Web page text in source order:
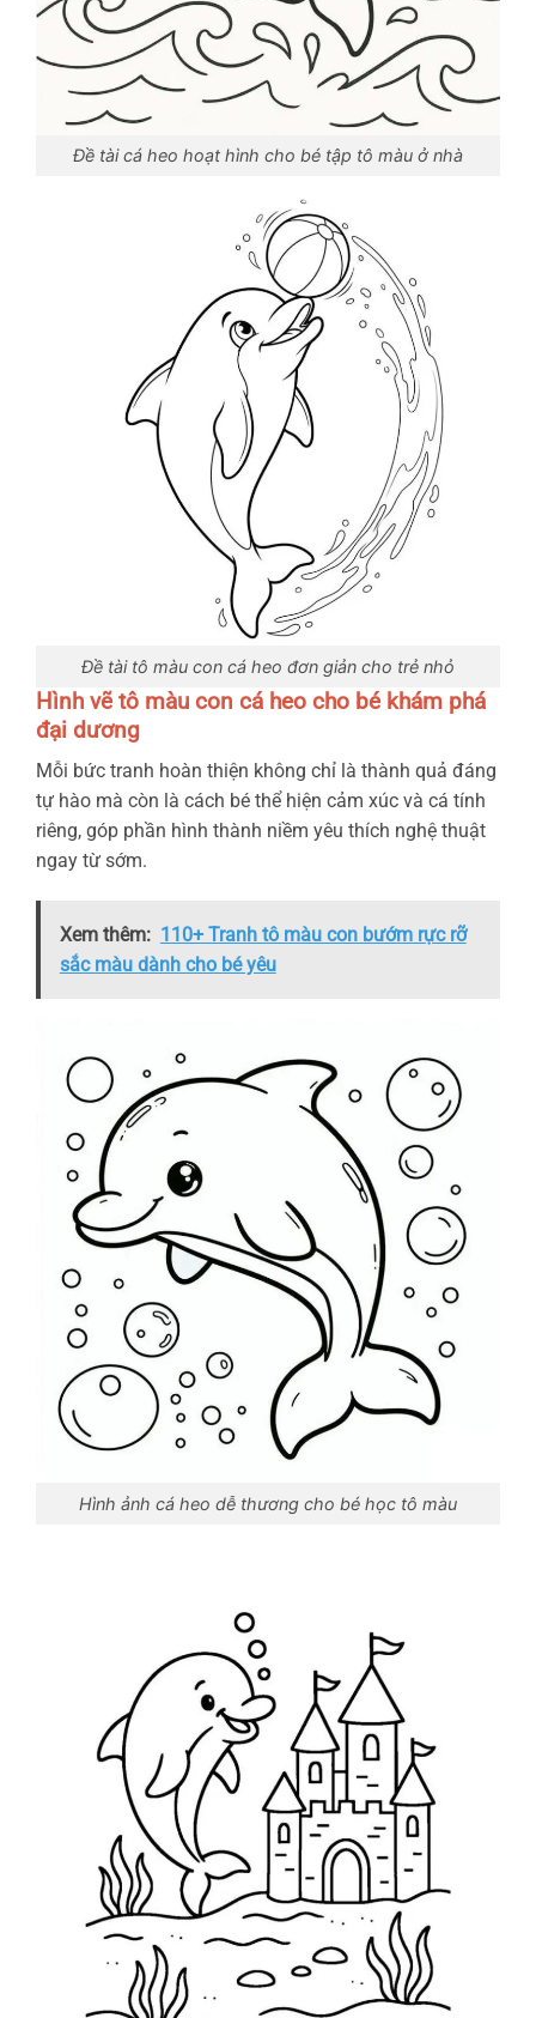
Đề tài cá heo hoạt hình cho bé tập tô màu ở nhà
Đề tài tô màu con cá heo đơn giản cho trẻ nhỏ
Hình vẽ tô màu con cá heo cho bé khám phá
đại dương
Mỗi bức tranh hoàn thiện không chỉ là thành quả đáng
tự hào mà còn là cách bé thể hiện cảm xúc và cá tính
riêng, góp phần hình thành niềm yêu thích nghệ thuật
ngay từ sớm.
Xem thêm: 110+ Tranh tô màu con bướm rực rỡ
sắc màu dành cho bé yêu
Hình ảnh cá heo dễ thương cho bé học tô màu